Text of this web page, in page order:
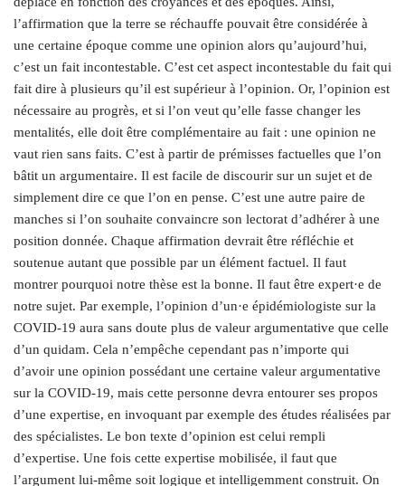
l’affirmation que la terre se réchauffe pouvait être considérée à
une certaine époque comme une opinion alors qu’aujourd’hui,
c’est un fait incontestable. C’est cet aspect incontestable du fait qui
fait dire à plusieurs qu’il est supérieur à l’opinion. Or, l’opinion est
nécessaire au progrès, et si l’on veut qu’elle fasse changer les
mentalités, elle doit être complémentaire au fait : une opinion ne
vaut rien sans faits. C’est à partir de prémisses factuelles que l’on
bâtit un argumentaire. Il est facile de discourir sur un sujet et de
simplement dire ce que l’on en pense. C’est une autre paire de
manches si l’on souhaite convaincre son lectorat d’adhérer à une
position donnée. Chaque affirmation devrait être réfléchie et
soutenue autant que possible par un élément factuel. Il faut
montrer pourquoi notre thèse est la bonne. Il faut être expert·e de
notre sujet. Par exemple, l’opinion d’un·e épidémiologiste sur la
COVID-19 aura sans doute plus de valeur argumentative que celle
d’un quidam. Cela n’empêche cependant pas n’importe qui
d’avoir une opinion possédant une certaine valeur argumentative
sur la COVID-19, mais cette personne devra entourer ses propos
d’une expertise, en invoquant par exemple des études réalisées par
des spécialistes. Le bon texte d’opinion est celui rempli
d’expertise. Une fois cette expertise mobilisée, il faut que
l’argument lui-même soit logique et intelligemment construit. On